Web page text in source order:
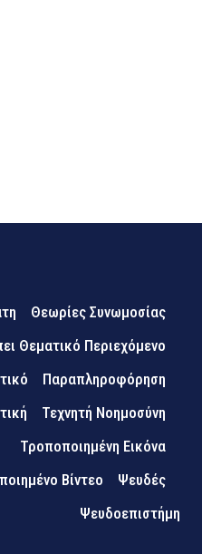
Θεωρίες Συνωμοσίας
Θεματικό Περιεχόμενο
Παραπληροφόρηση
Τεχνητή Νοημοσύνη
Τροποποιημένη Εικόνα
Βίντεο
Ψευδές
Ψευδοεπιστήμη